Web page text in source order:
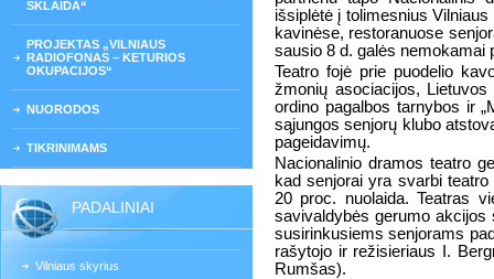
SKLAIDA“
PROJEKTAS „VILNIAUS
RADIOFONAS – KETURIOS
OKUPACIJOS“
NUORODOS
TIKRINIMAMS
PADALINIAI
Vilniaus skyrius
išsiplėtė į tolimesnius
kavinėse, restoranuose
sausio 8 d. galės nemokamai
Teatro fojė prie puodelio
žmonių asociacijos,
ordino pagalbos tarnybos ir
sąjungos senjorų klubo
pageidavimų.
Nacionalinio dramos teatro
kad senjorai yra svarbi
20 proc. nuolaida. Teatras
savivaldybės gerumo akcijos
susirinkusiems senjorams
rašytojo ir režisieriaus I.
Rumšas).